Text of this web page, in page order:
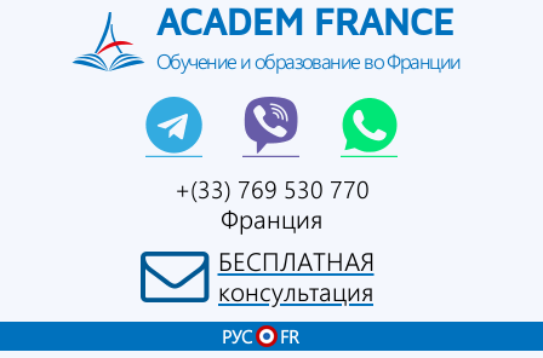
ACADEM FRANCE
Обучение и образование во Франции
+(33) 769 530 770
Франция
БЕСПЛАТНАЯ
консультация
РУС
FR